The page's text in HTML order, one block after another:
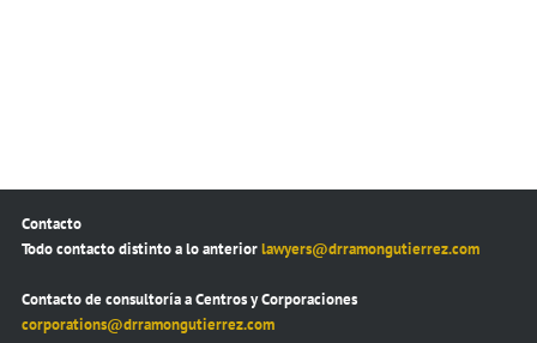
Contacto
Todo contacto distinto a lo anteriorlawyers@drramongutierrez.com
Contacto de consultoría a Centros y Corporaciones
corporations@drramongutierrez.com